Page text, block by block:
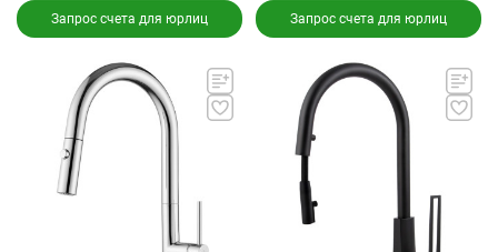
Запрос счета для юрлиц Запрос счета для юрлиц